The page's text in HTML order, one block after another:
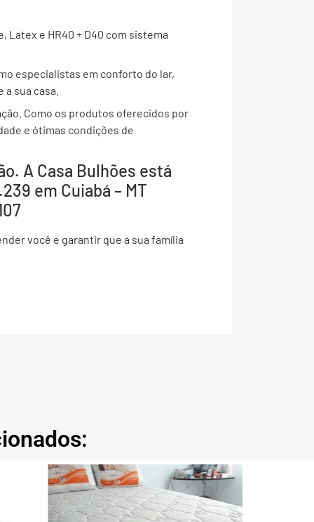
e HR40 + D40 com sistema
especialistas em conforto do lar,
sua casa.
Como os produtos oferecidos por
e ótimas condições de
A Casa Bulhões está
em Cuiabá – MT
você e garantir que a sua família